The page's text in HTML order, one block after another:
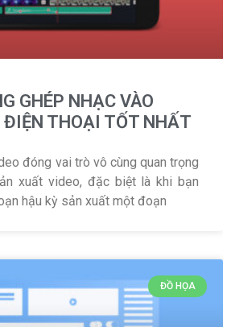
GHÉP NHẠC VÀO
ĐIỆN THOẠI TỐT NHẤT
đóng vai trò vô cùng quan trọng
xuất video, đặc biệt là khi bạn
hậu kỳ sản xuất một đoạn
ĐỒ HỌA